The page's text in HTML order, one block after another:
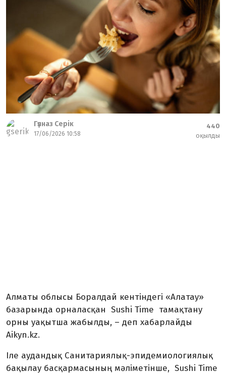
Гүлназ Серік
17/06/2026 10:58
440
оқылды
Алматы облысы Боралдай кентіндегі «Алатау»
базарында орналасқан Sushi Time тамақтану
орны уақытша жабылды, – деп хабарлайды
Aikyn.kz.
Іле аудандық Санитариялық-эпидемиологиялық
бақылау басқармасының мәліметінше, Sushi Time